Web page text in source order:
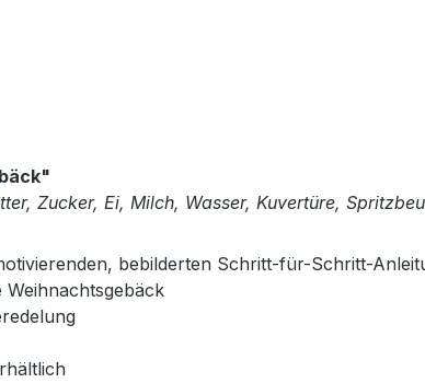
Zucker, Ei, Milch, Wasser, Kuvertüre,
bebilderten Schritt-für-Schritt-